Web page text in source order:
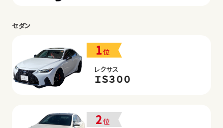
セダン
1位
レクサス
ＩＳ３００
2位